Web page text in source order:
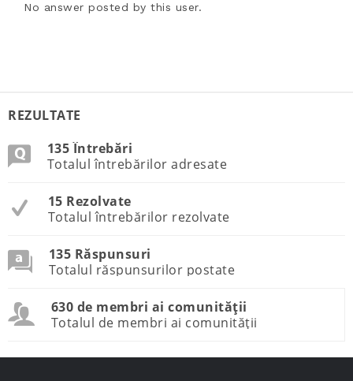
No answer posted by this user.
REZULTATE
135 Întrebări
Totalul întrebărilor adresate
15 Rezolvate
Totalul întrebărilor rezolvate
135 Răspunsuri
Totalul răspunsurilor postate
630 de membri ai comunității
Totalul de membri ai comunității